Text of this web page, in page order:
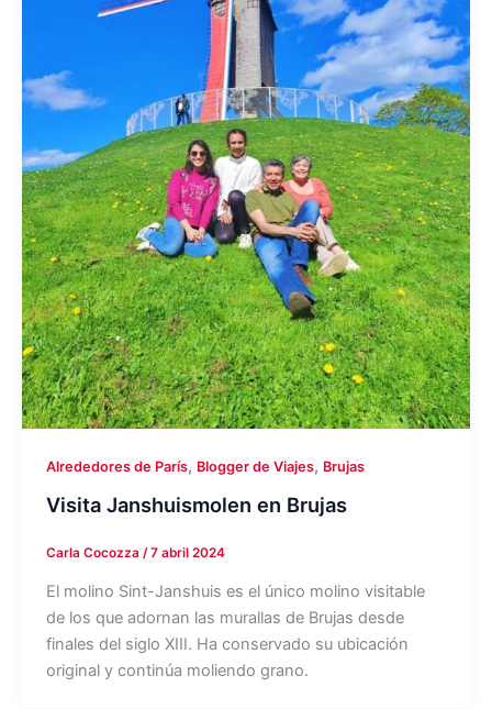
Alrededores de París, Blogger de Viajes, Brujas
Visita Janshuismolen en Brujas
Carla Cocozza /7 abril 2024
El molino Sint-Janshuis es el único molino visitable
de los que adornan las murallas de Brujas desde
finales del siglo XIII. Ha conservado su ubicación
original y continúa moliendo grano.